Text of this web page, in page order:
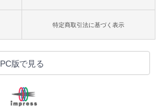
特定商取引法に基づく表示
PC版で見る